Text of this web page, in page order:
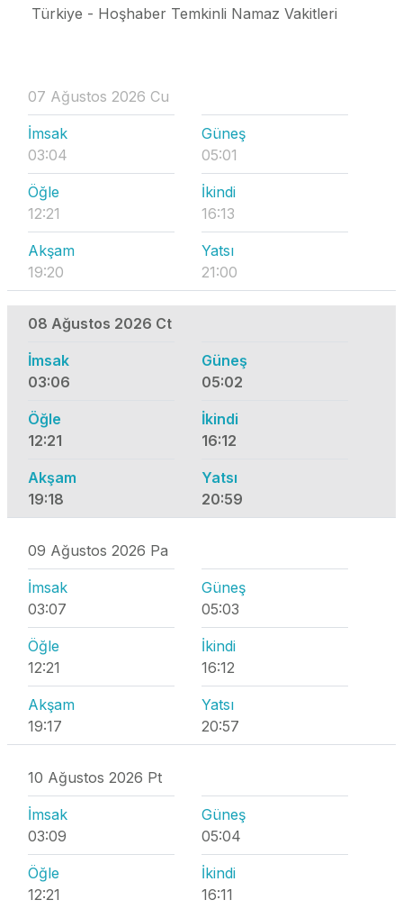
Türkiye - Hoşhaber Temkinli Namaz Vakitleri
07 Ağustos 2026 Cu
İmsak
03:04
Güneş
05:01
Öğle
12:21
İkindi
16:13
Akşam
19:20
Yatsı
21:00
08 Ağustos 2026 Ct
İmsak
03:06
Güneş
05:02
Öğle
12:21
İkindi
16:12
Akşam
19:18
Yatsı
20:59
09 Ağustos 2026 Pa
İmsak
03:07
Güneş
05:03
Öğle
12:21
İkindi
16:12
Akşam
19:17
Yatsı
20:57
10 Ağustos 2026 Pt
İmsak
03:09
Güneş
05:04
Öğle
12:21
İkindi
16:11